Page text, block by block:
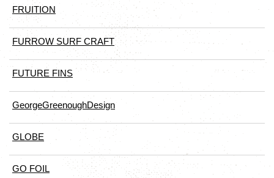
FRUITION
FURROW SURF CRAFT
FUTURE FINS
GeorgeGreenoughDesign
GLOBE
GO FOIL